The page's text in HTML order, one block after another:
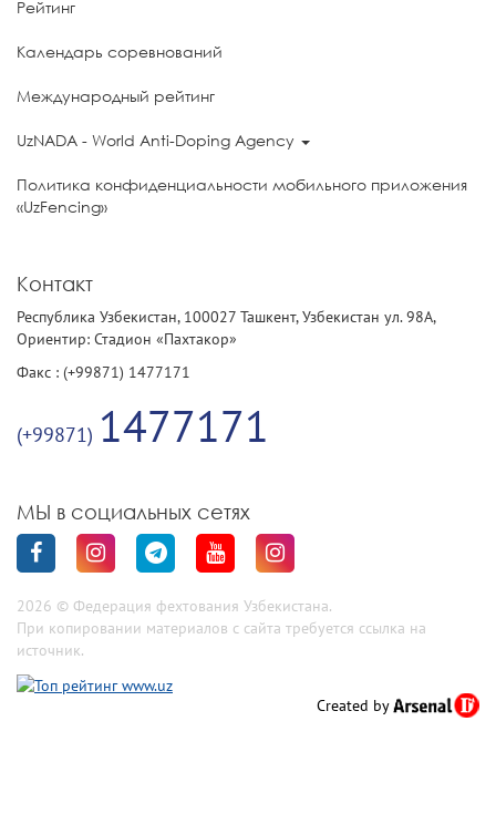
Рейтинг
Календарь соревнований
Международный рейтинг
UzNADA - World Anti-Doping Agency
Политика конфиденциальности мобильного приложения
«UzFencing»
Контакт
Республика Узбекистан, 100027 Ташкент, Узбекистан ул. 98А,
Ориентир: Стадион «Пахтакор»
Факс : (+99871) 1477171
(+99871) 1477171
МЫ в социальных сетях
2026 © Федерация фехтования Узбекистана.
При копировании материалов с сайта требуется ссылка на
источник.
Created by